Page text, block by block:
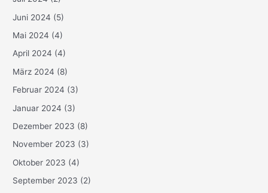
Juni 2024 (5)
Mai 2024 (4)
April 2024 (4)
März 2024 (8)
Februar 2024 (3)
Januar 2024 (3)
Dezember 2023 (8)
November 2023 (3)
Oktober 2023 (4)
September 2023 (2)